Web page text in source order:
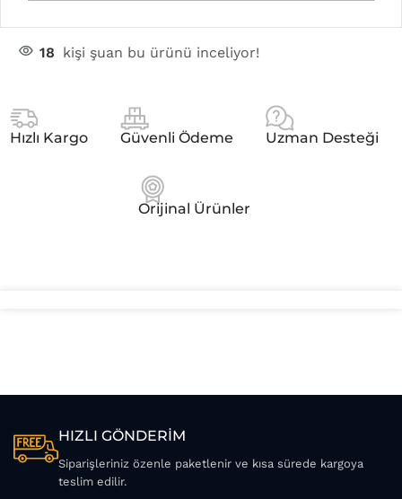
18 kişi şuan bu ürünü inceliyor!
Hızlı Kargo Güvenli Ödeme Uzman Desteği
Orijinal Ürünler
HIZLI GÖNDERİM
Siparişleriniz özenle paketlenir ve kısa sürede kargoya
teslim edilir.